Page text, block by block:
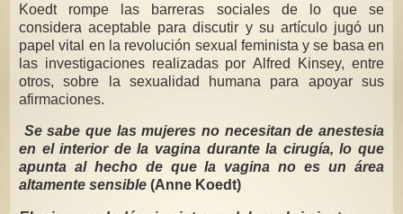
Koedt rompe las barreras sociales de lo que se
considera aceptable para discutir y su artículo jugó un
papel vital en la revolución sexual feminista y se basa en
las investigaciones realizadas por Alfred Kinsey, entre
otros, sobre la sexualidad humana para apoyar sus
afirmaciones.
Se sabe que las mujeres no necesitan de anestesia
en el interior de la vagina durante la cirugía, lo que
apunta al hecho de que la vagina no es un área
altamente sensible (Anne Koedt)